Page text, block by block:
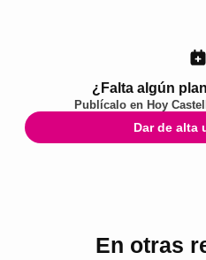
¿Falta algún
Publícalo en Hoy
Dar de alta
En otras